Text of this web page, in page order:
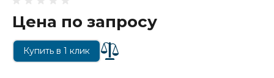
Цена по запросу
Купить в 1 клик